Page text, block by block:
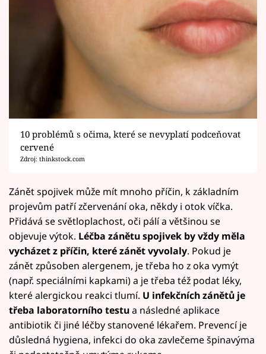
10 problémů s očima, které se nevyplatí podceňovat
cervené
Zdroj: thinkstock.com
Zánět spojivek může mít mnoho příčin, k základním
projevům patří zčervenání oka, někdy i otok víčka.
Přidává se světloplachost, oči pálí a většinou se
objevuje výtok. Léčba zánětu spojivek by vždy měla
vycházet z příčin, které zánět vyvolaly. Pokud je
zánět způsoben alergenem, je třeba ho z oka vymýt
(např. speciálními kapkami) a je třeba též podat léky,
které alergickou reakci tlumí. U infekčních zánětů je
třeba laboratorního testua následné aplikace
antibiotik či jiné léčby stanovené lékařem. Prevencí je
důsledná hygiena, infekci do oka zavlečeme špinavýma